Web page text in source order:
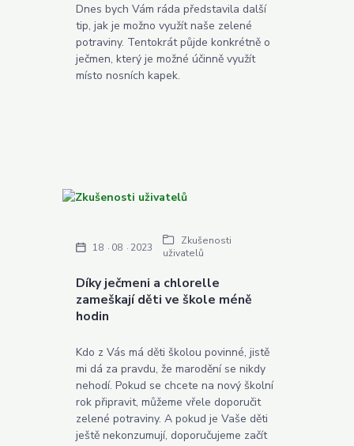
Dnes bych Vám ráda představila další
tip, jak je možno využít naše zelené
potraviny. Tentokrát půjde konkrétně o
ječmen, který je možné účinně využít
místo nosních kapek.
Díky ječmeni a chlorelle
zameškají děti ve škole méně
hodin
18 08 2023
Zkušenosti
uživatelů
Kdo z Vás má děti školou povinné, jistě
mi dá za pravdu, že marodění se nikdy
nehodí. Pokud se chcete na nový školní
rok připravit, můžeme vřele doporučit
zelené potraviny. A pokud je Vaše děti
ještě nekonzumují, doporučujeme začít